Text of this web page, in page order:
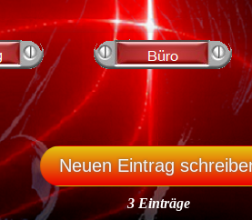
3 Einträge